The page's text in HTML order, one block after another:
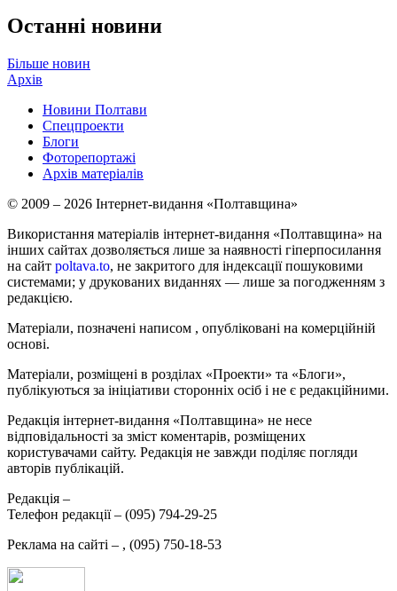
Останні новини
Більше новин
Архів
Новини Полтави
Спецпроекти
Блоги
Фоторепортажі
Архів матеріалів
© 2009 – 2026 Інтернет-видання «Полтавщина»
Використання матеріалів інтернет-видання «Полтавщина» на
інших сайтах дозволяється лише за наявності гіперпосилання
на сайт poltava.to, не закритого для індексації пошуковими
системами; у друкованих виданнях — лише за погодженням з
редакцією.
Матеріали, позначені написом , опубліковані на комерційній
основі.
Матеріали, розміщені в розділах «Проекти» та «Блоги»,
публікуються за ініціативи сторонніх осіб і не є редакційними.
Редакція інтернет-видання «Полтавщина» не несе
відповідальності за зміст коментарів, розміщених
користувачами сайту. Редакція не завжди поділяє погляди
авторів публікацій.
Редакція –
Телефон редакції – (095) 794-29-25
Реклама на сайті – , (095) 750-18-53